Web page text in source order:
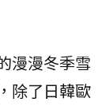
漫漫冬季雪
除了日韓歐